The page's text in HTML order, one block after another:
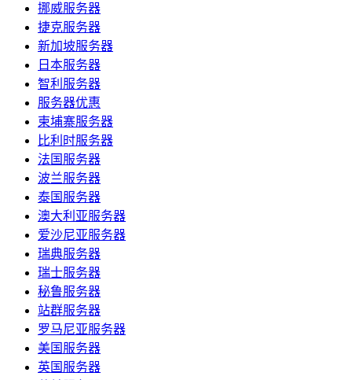
挪威服务器
捷克服务器
新加坡服务器
日本服务器
智利服务器
服务器优惠
柬埔寨服务器
比利时服务器
法国服务器
波兰服务器
泰国服务器
澳大利亚服务器
爱沙尼亚服务器
瑞典服务器
瑞士服务器
秘鲁服务器
站群服务器
罗马尼亚服务器
美国服务器
英国服务器